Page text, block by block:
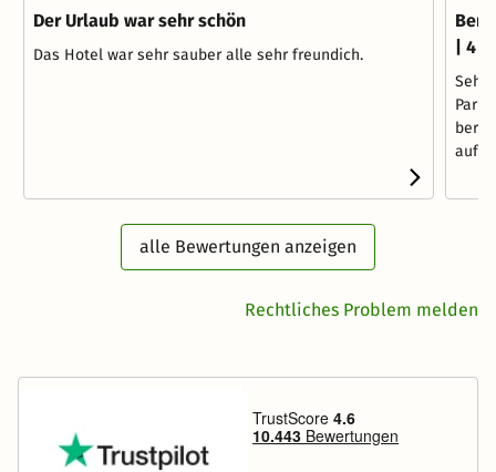
Der Urlaub war sehr schön
Das Hotel war sehr sauber alle sehr freundich.
| 4
Sehr
alle Bewertungen anzeigen
Rechtliches Problem melden